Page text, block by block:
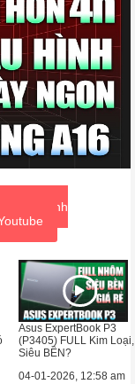
Xem kênh
Asus ExpertBook P3
(P3405) FULL Kim Loại,
Siêu BỀN?
04-01-2026, 12:58 am